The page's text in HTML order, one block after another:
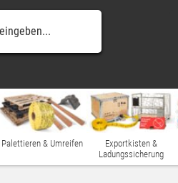
Palettieren & Umreifen
Exportkisten &
Ladungssicherung